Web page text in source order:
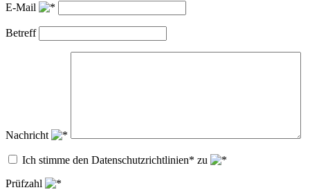
E-Mail
Betreff
Nachricht
Ich stimme den Datenschutzrichtlinien* zu
Prüfzahl